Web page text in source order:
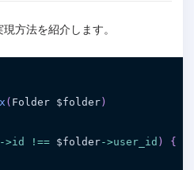
方法を紹介します。
( Folder $folder )
->id !== $folder->user_id )
{